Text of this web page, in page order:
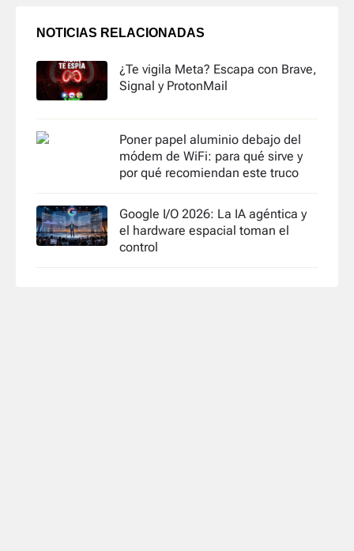
NOTICIAS RELACIONADAS
¿Te vigila Meta? Escapa con Brave,
Signal y ProtonMail
Poner papel aluminio debajo del
módem de WiFi: para qué sirve y
por qué recomiendan este truco
Google I/O 2026: La IA agéntica y
el hardware espacial toman el
control